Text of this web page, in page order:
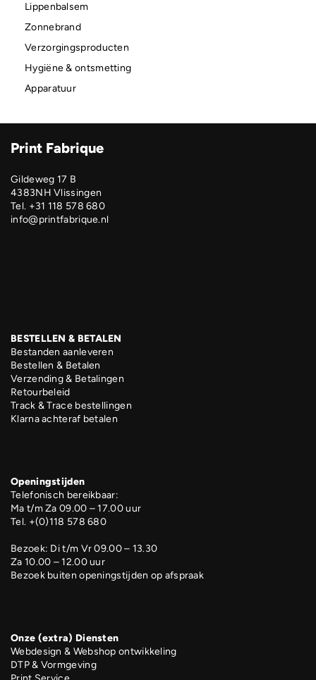
Lippenbalsem
Zonnebrand
Verzorgingsproducten
Hygiëne & ontsmetting
Apparatuur
Print Fabrique
Gildeweg 17 B
4383NH Vlissingen
Tel. +31 118 578 680
info@printfabrique.nl
BESTELLEN & BETALEN
Bestanden aanleveren
Bestellen & Betalen
Verzending & Betalingen
Retourbeleid
Track & Trace bestellingen
Klarna achteraf betalen
Openingstijden
Telefonisch bereikbaar:
Ma t/m Za 09.00 – 17.00 uur
Tel. +(0)118 578 680
Bezoek: Di t/m Vr 09.00 – 13.30
Za 10.00 – 12.00 uur
Bezoek buiten openingstijden op afspraak
Onze (extra) Diensten
Webdesign & Webshop ontwikkeling
DTP & Vormgeving